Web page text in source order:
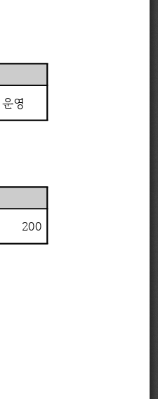
운영
200